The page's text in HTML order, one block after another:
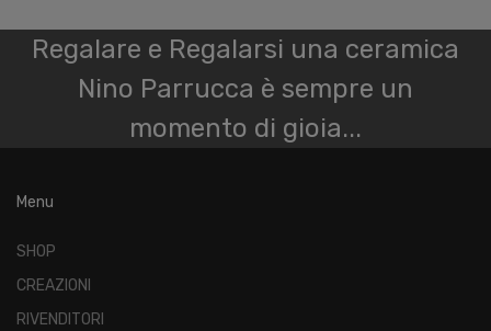
Regalare e Regalarsi una ceramica
Nino Parrucca è sempre un
momento di gioia...
Menu
SHOP
CREAZIONI
RIVENDITORI